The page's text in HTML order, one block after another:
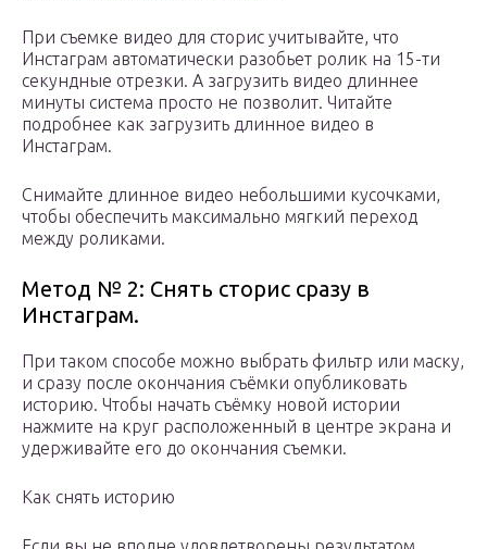
При съемке видео для сторис учитывайте, что
Инстаграм автоматически разобьет ролик на 15-ти
секундные отрезки. А загрузить видео длиннее
минуты система просто не позволит. Читайте
подробнее как загрузить длинное видео в
Инстаграм.
Снимайте длинное видео небольшими кусочками,
чтобы обеспечить максимально мягкий переход
между роликами.
Метод № 2: Снять сторис сразу в
Инстаграм.
При таком способе можно выбрать фильтр или маску,
и сразу после окончания съёмки опубликовать
историю. Чтобы начать съёмку новой истории
нажмите на круг расположенный в центре экрана и
удерживайте его до окончания съемки.
Как снять историю